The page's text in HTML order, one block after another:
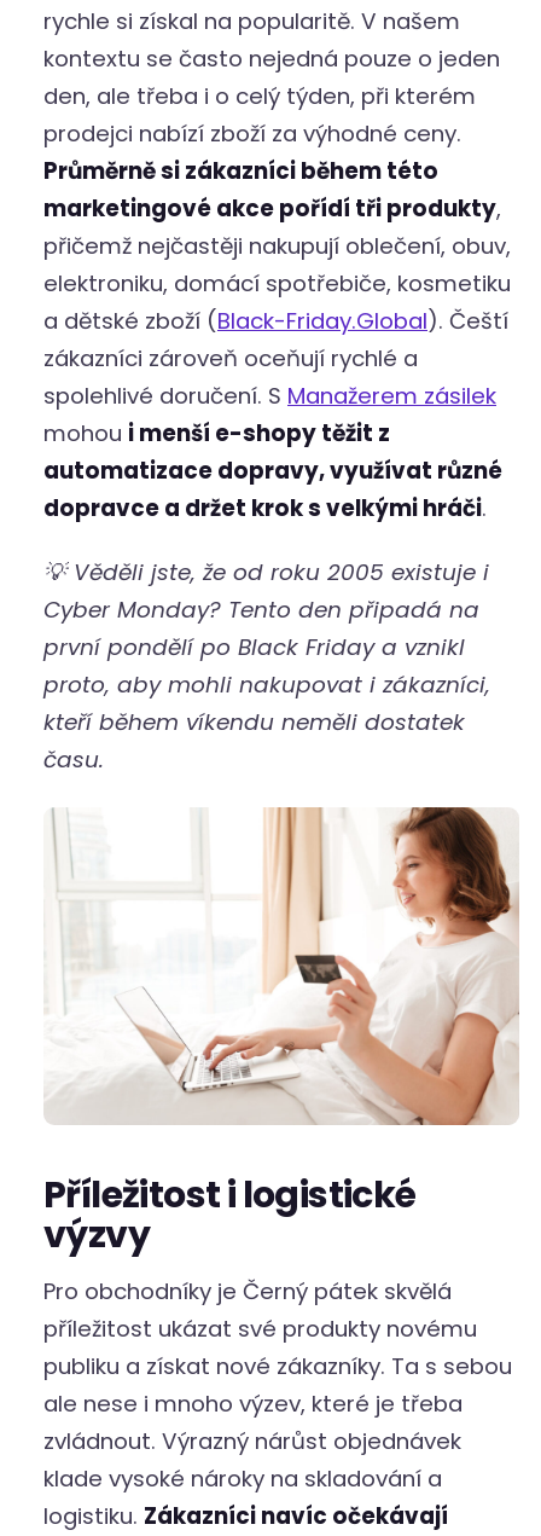
rychle si získal na popularitě. V našem
kontextu se často nejedná pouze o jeden
den, ale třeba i o celý týden, při kterém
prodejci nabízí zboží za výhodné ceny.
Průměrně si zákazníci během této
marketingové akce pořídí tři produkty,
přičemž nejčastěji nakupují oblečení, obuv,
elektroniku, domácí spotřebiče, kosmetiku
a dětské zboží (Black-Friday.Global). Čeští
zákazníci zároveň oceňují rychlé a
spolehlivé doručení. S Manažerem zásilek
mohou i menší e-shopy těžit z
automatizace dopravy, využívat různé
dopravce a držet krok s velkými hráči.
💡 Věděli jste, že od roku 2005 existuje i
Cyber Monday? Tento den připadá na
první pondělí po Black Friday a vznikl
proto, aby mohli nakupovat i zákazníci,
kteří během víkendu neměli dostatek
času.
Příležitost i logistické
výzvy
Pro obchodníky je Černý pátek skvělá
příležitost ukázat své produkty novému
publiku a získat nové zákazníky. Ta s sebou
ale nese i mnoho výzev, které je třeba
zvládnout. Výrazný nárůst objednávek
klade vysoké nároky na skladování a
logistiku. Zákazníci navíc očekávají